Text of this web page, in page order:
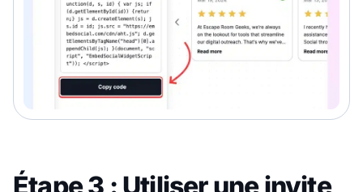
Étape 3 : Utiliser une invite